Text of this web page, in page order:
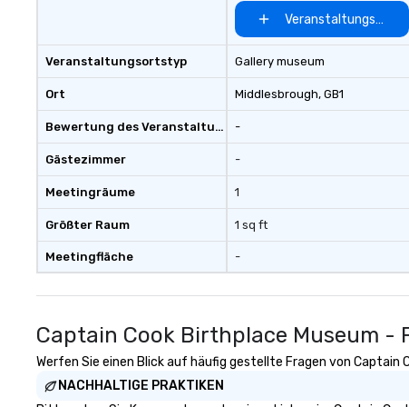
can’t handle! We have a variety of
offsites and conferences.
Veranstaltungsortstyp
Ort
Bewertung des Veranstaltungsortes
Gästezimmer
Meetingräume
Größter Raum
Meetingfläche
Veranstaltungsort
Gallery museum
Middlesbrough, GB1
-
-
1
1 sq ft
-
Captain Cook Birthplace Museum -
Werfen Sie einen Blick auf häufig gestellte Fragen von
NACHHALTIGE PRAKTIKEN